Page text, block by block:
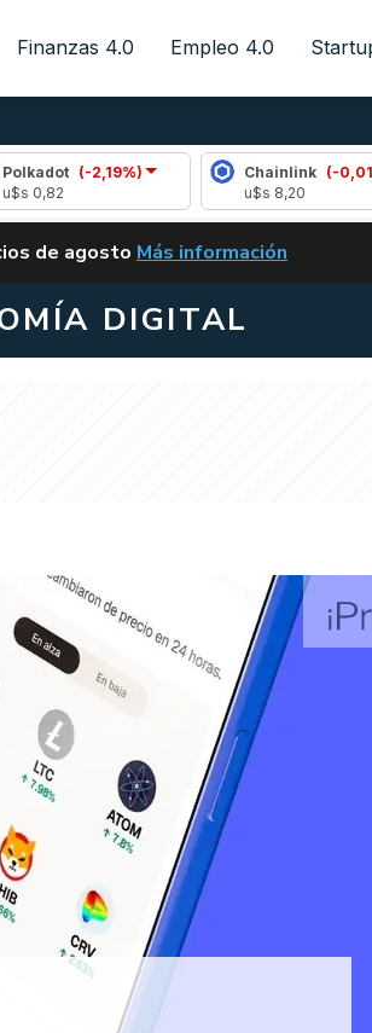
Finanzas 4.0 Empleo 4.0
(-2,19%)
Chainlink (-0,01%)
ALERTA
de agosto VUELVE EL CARRY
Más información
DIGITAL